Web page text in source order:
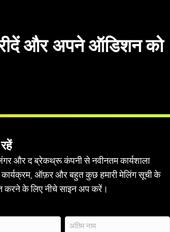
और अपने ऑडिशन को
और द ब्रेकथ्रू कंपनी से नवीनतम कार्यशाला
कार्यक्रम, ऑफ़र और बहुत कुछ हमारी मेलिंग सूची के
करने के लिए नीचे साइन अप करें।